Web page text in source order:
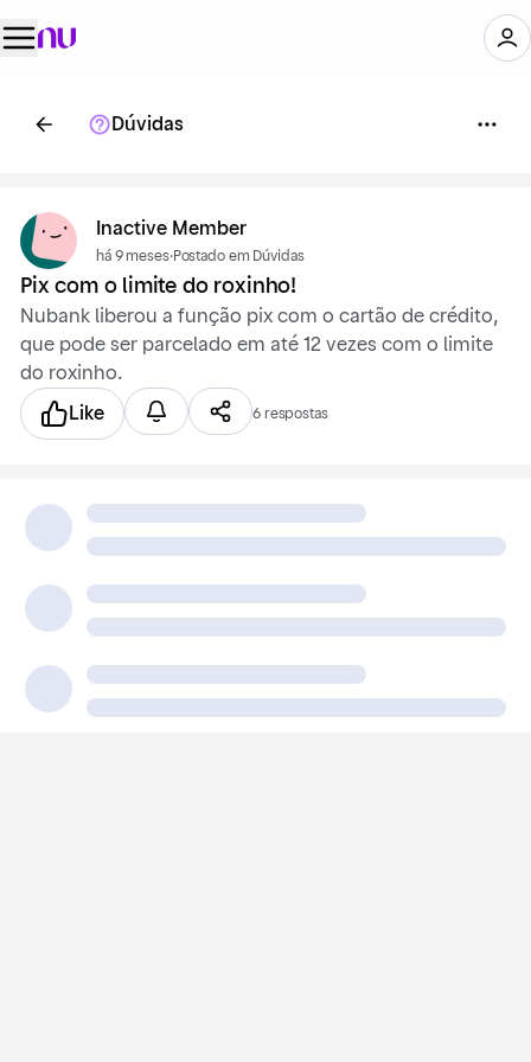
Dúvidas
Inactive Member
há 9 meses·Postado em Dúvidas
Pix com o limite do roxinho!
Nubank liberou a função pix com o cartão de crédito,
que pode ser parcelado em até 12 vezes com o limite
do roxinho.
Like 6 respostas